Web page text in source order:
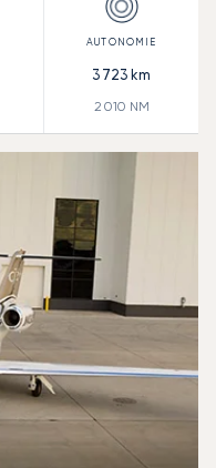
3 723 km
2 010 NM